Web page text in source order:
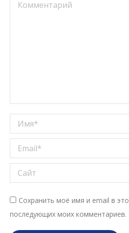
Комментарий
Имя *
Email *
Сайт
Сохранить моё имя и email в
последующих моих комментариев.